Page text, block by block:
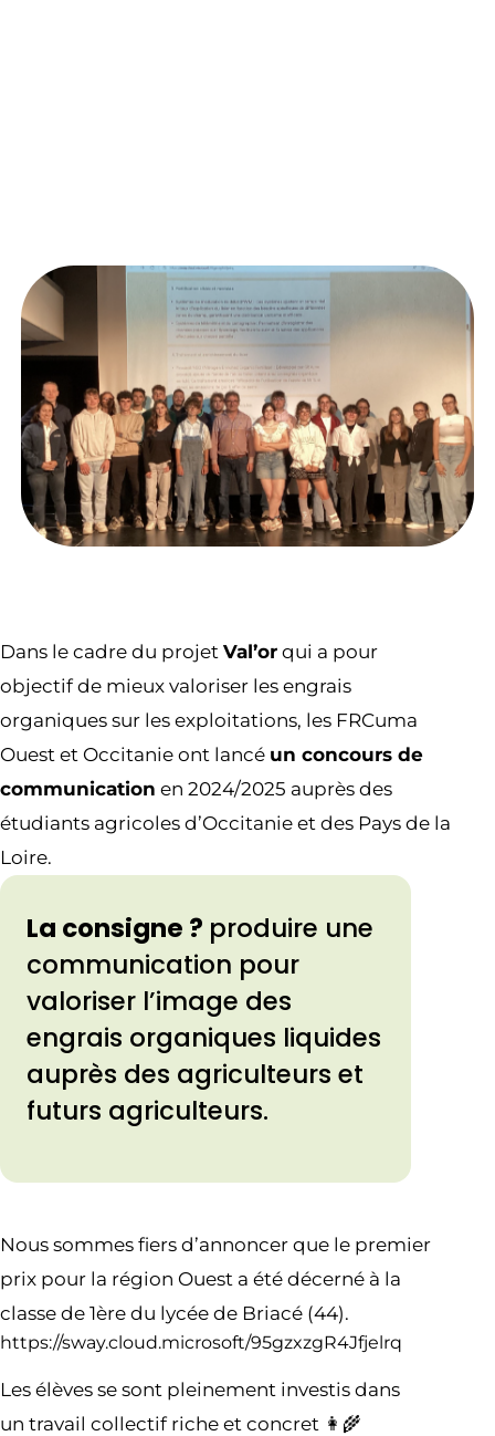
Dans le cadre du projet Val’or qui a pour
objectif de mieux valoriser les engrais
organiques sur les exploitations, les FRCuma
Ouest et Occitanie ont lancé un concours de
communication en 2024/2025 auprès des
étudiants agricoles d’Occitanie et des Pays de la
Loire.
La consigne ? produire une
communication pour
valoriser l’image des
engrais organiques liquides
auprès des agriculteurs et
futurs agriculteurs.
Nous sommes fiers d’annoncer que le premier
prix pour la région Ouest a été décerné à la
classe de 1ère du lycée de Briacé (44).
https://sway.cloud.microsoft/95gzxzgR4Jfjelrq
Les élèves se sont pleinement investis dans
un travail collectif riche et concret 👩‍🌾